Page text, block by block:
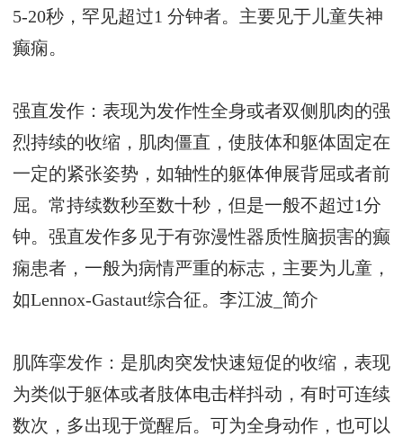
5-20秒，罕见超过1 分钟者。主要见于儿童失神
癫痫。
强直发作：表现为发作性全身或者双侧肌肉的强
烈持续的收缩，肌肉僵直，使肢体和躯体固定在
一定的紧张姿势，如轴性的躯体伸展背屈或者前
屈。常持续数秒至数十秒，但是一般不超过1分
钟。强直发作多见于有弥漫性器质性脑损害的癫
痫患者，一般为病情严重的标志，主要为儿童，
如Lennox-Gastaut综合征。 李江波_简介
肌阵挛发作：是肌肉突发快速短促的收缩，表现
为类似于躯体或者肢体电击样抖动，有时可连续
数次，多出现于觉醒后。可为全身动作，也可以